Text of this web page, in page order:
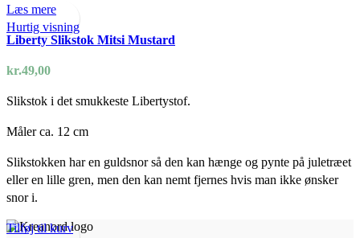
Læs mere
Hurtig visning
Liberty Slikstok Mitsi Mustard
kr.49,00
Slikstok i det smukkeste Libertystof.
Måler ca. 12 cm
Slikstokken har en guldsnor så den kan hænge og pynte på juletræet
eller en lille gren, men den kan nemt fjernes hvis man ikke ønsker
snor i.
Tilføj til kurv